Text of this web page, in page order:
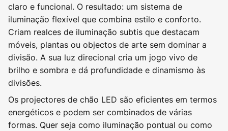
claro e funcional. O resultado: um sistema de
iluminação flexível que combina estilo e conforto.
Criam realces de iluminação subtis que destacam
móveis, plantas ou objectos de arte sem dominar a
divisão. A sua luz direcional cria um jogo vivo de
brilho e sombra e dá profundidade e dinamismo às
divisões.
Os projectores de chão LED são eficientes em termos
energéticos e podem ser combinados de várias
formas. Quer seja como iluminação pontual ou como